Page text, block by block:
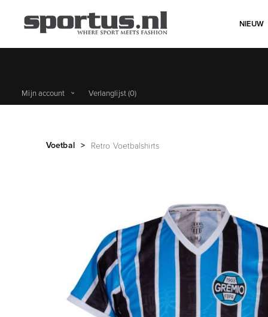
NIEUW
Mijn account Verlanglijst(0)
Voetbal > Retro Voetbalshirts